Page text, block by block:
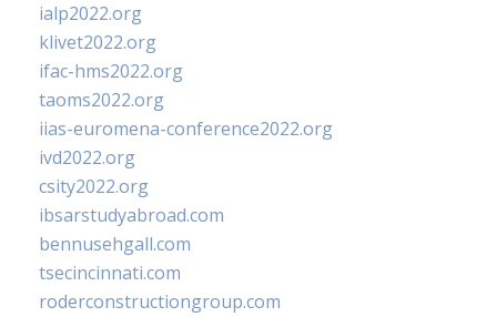
ialp2022.org
klivet2022.org
ifac-hms2022.org
taoms2022.org
iias-euromena-conference2022.org
ivd2022.org
csity2022.org
ibsarstudyabroad.com
bennusehgall.com
tsecincinnati.com
roderconstructiongroup.com